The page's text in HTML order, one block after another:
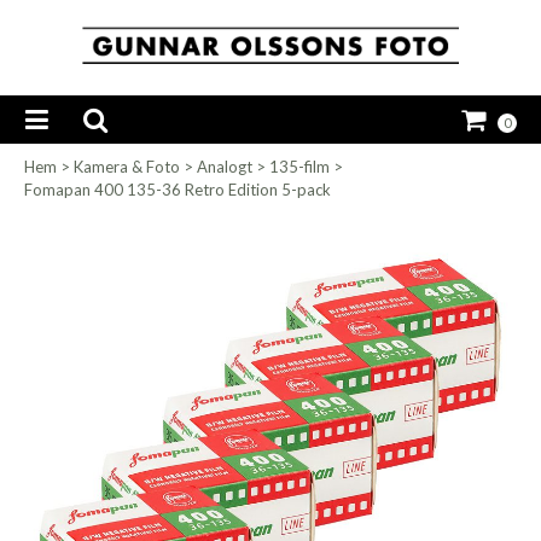
0
Hem > Kamera & Foto > Analogt > 135-film >
Fomapan 400 135-36 Retro Edition 5-pack